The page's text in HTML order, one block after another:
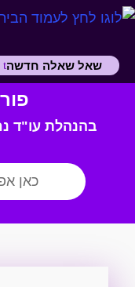
שאל שאלה חדשה
בהנהלת עו"ד